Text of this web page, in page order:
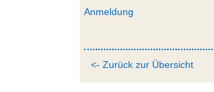
Anmeldung
<- Zurück zur Übersicht